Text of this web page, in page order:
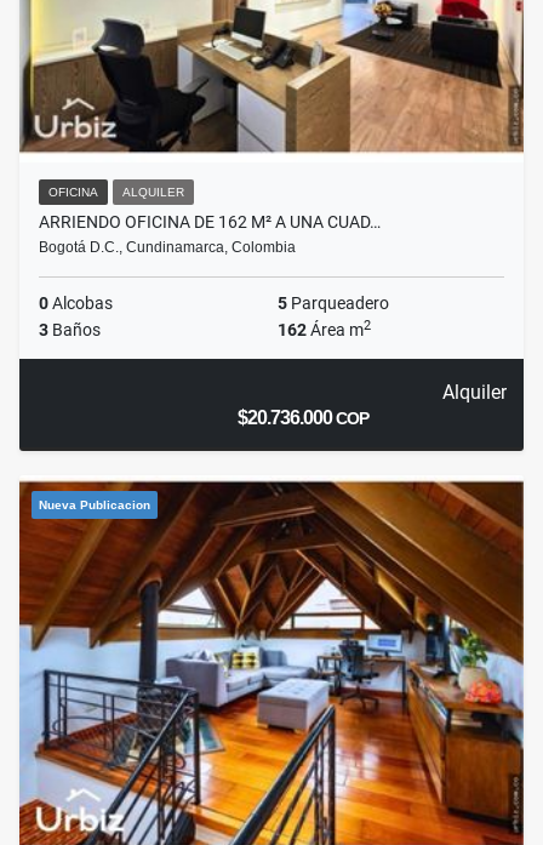
OFICINA ALQUILER
ARRIENDO OFICINA DE 162 M² A UNA CUAD…
Bogotá D.C., Cundinamarca, Colombia
0Alcobas 5 Parqueadero
3 Baños 162Área m2
Alquiler
$20.736.000COP
Nueva Publicacion